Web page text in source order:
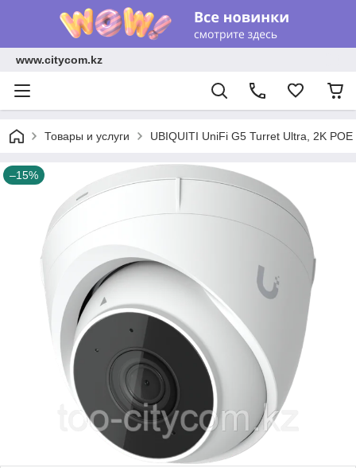
www.citycom.kz
Товары и услуги UBIQUITI UniFi G5 Turret Ultra, 2K
–15%